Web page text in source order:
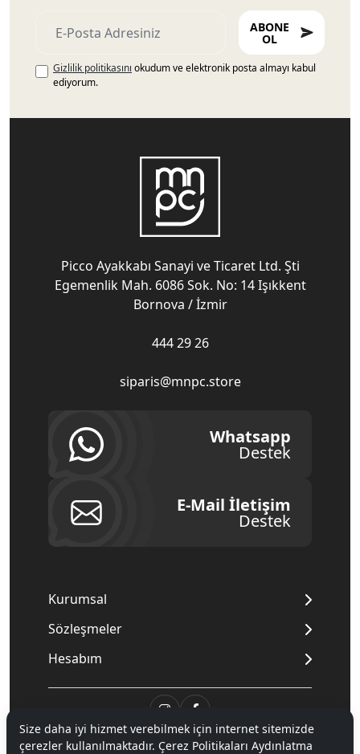
ABONE
OL
Gizlilik politikasını okudum ve elektronik posta almayı kabul
ediyorum.
Picco Ayakkabı Sanayi ve Ticaret Ltd. Şti
Egemenlik Mah. 6086 Sok. No: 14 Işıkkent
Bornova / İzmir
444 29 26
siparis@mnpc.store
Whatsapp
Destek
E-Mail İletişim
Destek
Kurumsal
Sözleşmeler
Hesabım
© 2020Mnpc. Tüm hakları saklıdır.
Size daha iyi hizmet verebilmek için internet sitemizde
çerezler kullanılmaktadır. Çerez Politikaları Aydınlatma